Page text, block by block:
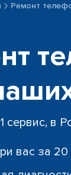
Ремонт
сервис, в
вас за 20